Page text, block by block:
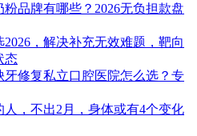
品牌有哪些？2026无负担款盘
，解决补充无效难题，靶向
态
牙修复私立口腔医院怎么选？专
，不出2月，身体或有4个变化